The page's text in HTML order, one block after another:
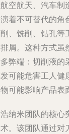
空航天、汽车制
着不可替代的角
、铣削、钻孔等
屑。这种方式虽
弊端：切削液的
可能危害工人健
可能影响产品表
纳米团队的核心
。该团队通过对